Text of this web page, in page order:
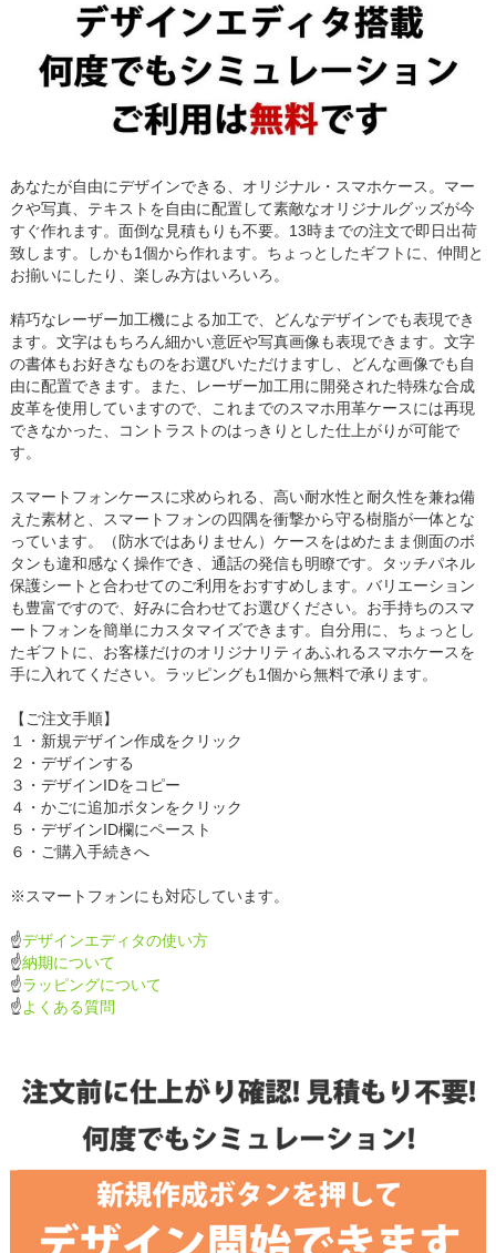
あなたが自由にデザインできる、オリジナル・スマホケース。マー
クや写真、テキストを自由に配置して素敵なオリジナルグッズが今
すぐ作れます。面倒な見積もりも不要。13時までの注文で即日出荷
致します。しかも1個から作れます。ちょっとしたギフトに、仲間と
お揃いにしたり、楽しみ方はいろいろ。
精巧なレーザー加工機による加工で、どんなデザインでも表現でき
ます。文字はもちろん細かい意匠や写真画像も表現できます。文字
の書体もお好きなものをお選びいただけますし、どんな画像でも自
由に配置できます。また、レーザー加工用に開発された特殊な合成
皮革を使用していますので、これまでのスマホ用革ケースには再現
できなかった、コントラストのはっきりとした仕上がりが可能で
す。
スマートフォンケースに求められる、高い耐水性と耐久性を兼ね備
えた素材と、スマートフォンの四隅を衝撃から守る樹脂が一体とな
っています。（防水ではありません）ケースをはめたまま側面のボ
タンも違和感なく操作でき、通話の発信も明瞭です。タッチパネル
保護シートと合わせてのご利用をおすすめします。バリエーション
も豊富ですので、好みに合わせてお選びください。お手持ちのスマ
ートフォンを簡単にカスタマイズできます。自分用に、ちょっとし
たギフトに、お客様だけのオリジナリティあふれるスマホケースを
手に入れてください。ラッピングも1個から無料で承ります。
【ご注文手順】
１・新規デザイン作成をクリック
２・デザインする
３・デザインIDをコピー
４・かごに追加ボタンをクリック
５・デザインID欄にペースト
６・ご購入手続きへ
※スマートフォンにも対応しています。
☝デザインエディタの使い方
☝納期について
☝ラッピングについて
☝よくある質問